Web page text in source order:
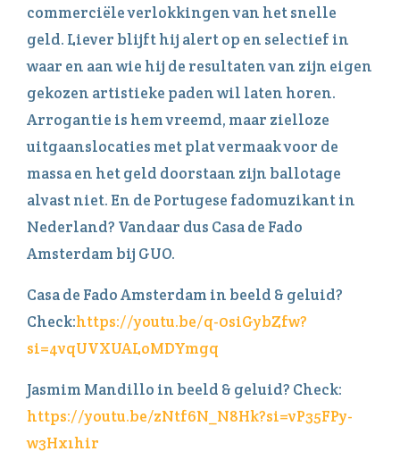
commerciële verlokkingen van het snelle
geld. Liever blijft hij alert op en selectief in
waar en aan wie hij de resultaten van zijn eigen
gekozen artistieke paden wil laten horen.
Arrogantie is hem vreemd, maar zielloze
uitgaanslocaties met plat vermaak voor de
massa en het geld doorstaan zijn ballotage
alvast niet. En de Portugese fadomuzikant in
Nederland? Vandaar dus Casa de Fado
Amsterdam bij GUO.
Casa de Fado Amsterdam in beeld & geluid?
Check:https://youtu.be/q-0siGybZfw?
si=4vqUVXUALoMDYmgq
Jasmim Mandillo in beeld & geluid? Check:
https://youtu.be/zNtf6N_N8Hk?si=vP35FPy-
w3Hx1hir